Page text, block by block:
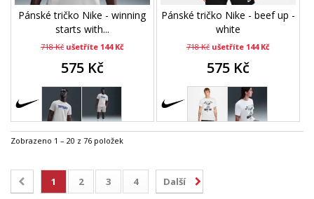
Pánské tričko Nike - winning
starts with...
718 Kč ušetříte 144 Kč
575 Kč
Pánské tričko Nike - beef up -
white
718 Kč ušetříte 144 Kč
575 Kč
Zobrazeno 1 – 20 z 76 položek
1 2 3 4 Další